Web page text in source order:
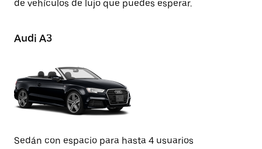
de vehículos de lujo que puedes esperar.
Audi A3
Sedán con espacio para hasta 4 usuarios